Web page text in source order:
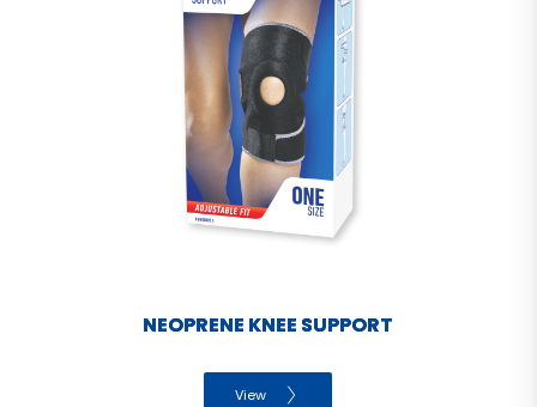
NEOPRENE KNEE SUPPORT
View